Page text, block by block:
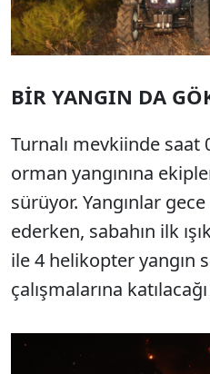
BİR YANGIN DA
Turnalı mevkiinde saat
orman yangınına
sürüyor. Yangınlar
ederken, sabahın ilk
ile 4 helikopter yangın
çalışmalarına